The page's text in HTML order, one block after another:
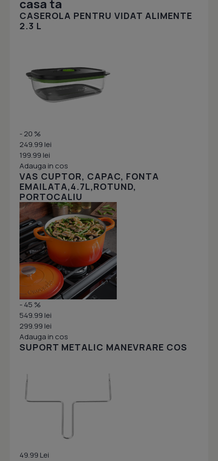
casa ta
CASEROLA PENTRU VIDAT ALIMENTE
2.3 L
- 20 %
249.99 lei
199.99 lei
Adauga in cos
VAS CUPTOR, CAPAC, FONTA
EMAILATA,4.7L,ROTUND,
PORTOCALIU
- 45 %
549.99 lei
299.99 lei
Adauga in cos
SUPORT METALIC MANEVRARE COS
49.99 Lei